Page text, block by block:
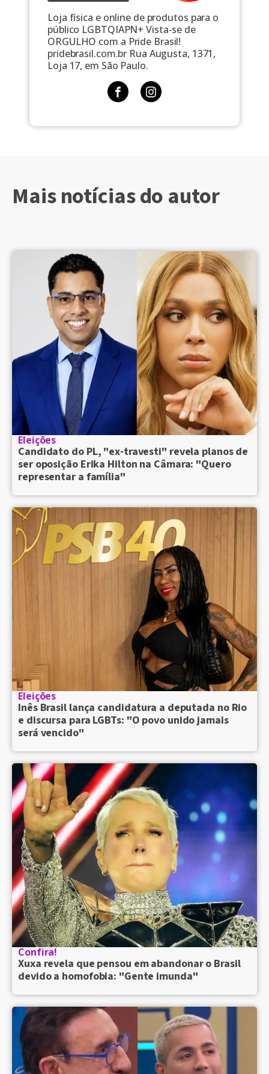
Loja física e online de produtos para o
público LGBTQIAPN+ Vista-se de
ORGULHO com a Pride Brasil!
pridebrasil.com.br Rua Augusta, 1371,
Loja 17, em São Paulo.
Mais notícias do autor
Eleições
Candidato do PL, "ex-travesti" revela planos de
ser oposição Erika Hilton na Câmara: "Quero
representar a família"
Eleições
Inês Brasil lança candidatura a deputada no Rio
e discursa para LGBTs: "O povo unido jamais
será vencido"
Confira!
Xuxa revela que pensou em abandonar o Brasil
devido a homofobia: "Gente imunda"